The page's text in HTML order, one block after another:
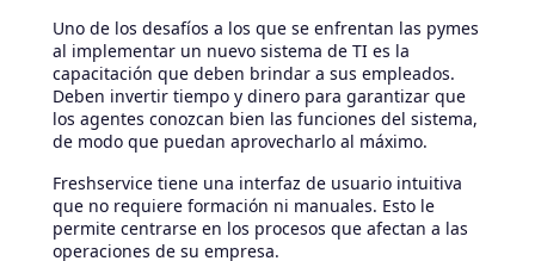
Uno de los desafíos a los que se enfrentan las pymes
al implementar un nuevo sistema de TI es la
capacitación que deben brindar a sus empleados.
Deben invertir tiempo y dinero para garantizar que
los agentes conozcan bien las funciones del sistema,
de modo que puedan aprovecharlo al máximo.
Freshservice tiene una interfaz de usuario intuitiva
que no requiere formación ni manuales. Esto le
permite centrarse en los procesos que afectan a las
operaciones de su empresa.